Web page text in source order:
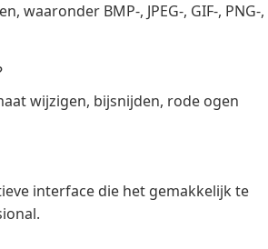
BMP-, JPEG-, GIF-, PNG-,
wijzigen, bijsnijden, rode ogen
interface die het gemakkelijk te